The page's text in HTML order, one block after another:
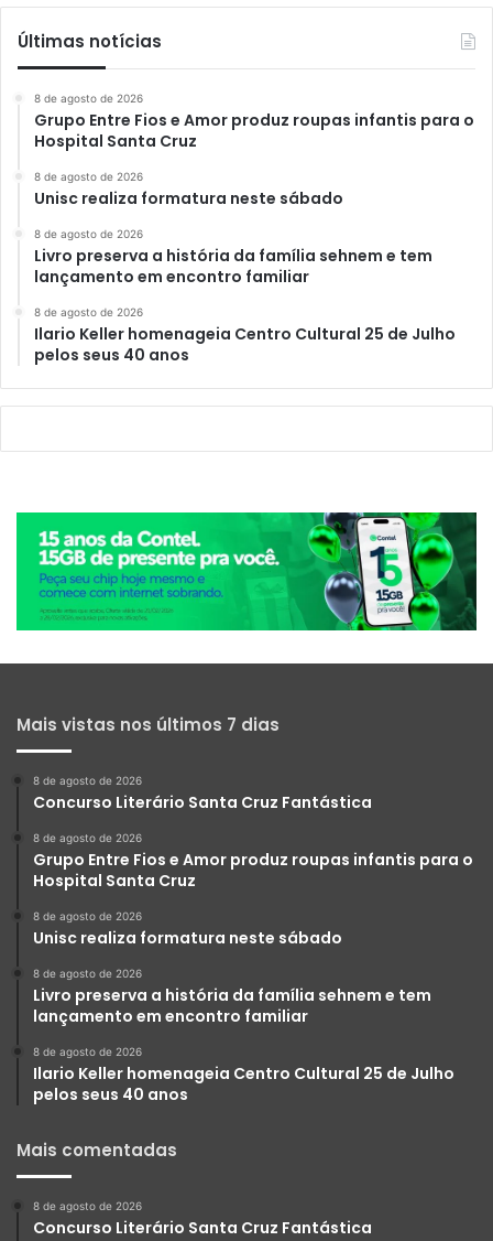
Últimas notícias
8 de agosto de 2026
Grupo Entre Fios e Amor produz roupas infantis para o
Hospital Santa Cruz
8 de agosto de 2026
Unisc realiza formatura neste sábado
8 de agosto de 2026
Livro preserva a história da família sehnem e tem
lançamento em encontro familiar
8 de agosto de 2026
Ilario Keller homenageia Centro Cultural 25 de Julho
pelos seus 40 anos
Mais vistas nos últimos 7 dias
8 de agosto de 2026
Concurso Literário Santa Cruz Fantástica
8 de agosto de 2026
Grupo Entre Fios e Amor produz roupas infantis para o
Hospital Santa Cruz
8 de agosto de 2026
Unisc realiza formatura neste sábado
8 de agosto de 2026
Livro preserva a história da família sehnem e tem
lançamento em encontro familiar
8 de agosto de 2026
Ilario Keller homenageia Centro Cultural 25 de Julho
pelos seus 40 anos
Mais comentadas
8 de agosto de 2026
Concurso Literário Santa Cruz Fantástica